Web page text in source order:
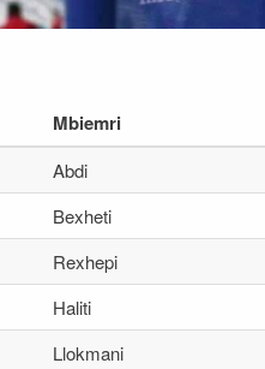
Mbiemri
Abdi
Bexheti
Rexhepi
Haliti
Llokmani